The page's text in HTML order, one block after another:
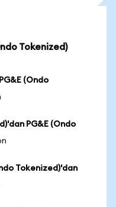
Tokenized)
(Ondo
PG&E (Ondo
Tokenized)'dan